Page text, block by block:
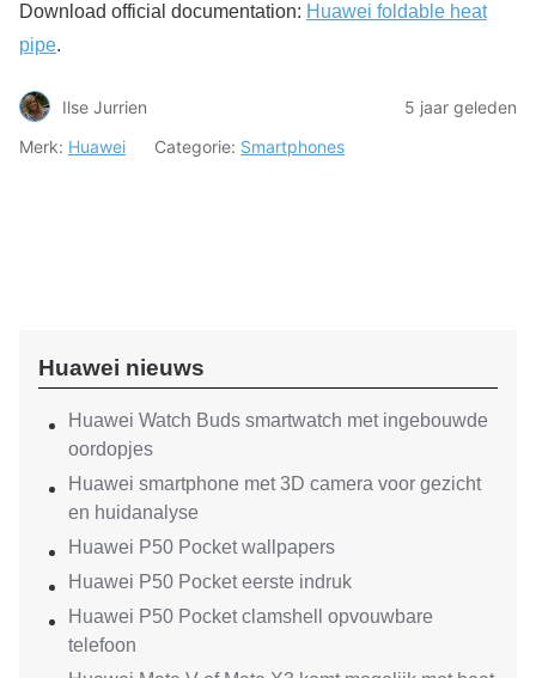
Download official documentation: Huawei foldable heat
pipe.
Ilse Jurrien
5 jaar geleden
Merk: Huawei Categorie: Smartphones
Huawei nieuws
Huawei Watch Buds smartwatch met ingebouwde
oordopjes
Huawei smartphone met 3D camera voor gezicht
en huidanalyse
Huawei P50 Pocket wallpapers
Huawei P50 Pocket eerste indruk
Huawei P50 Pocket clamshell opvouwbare
telefoon